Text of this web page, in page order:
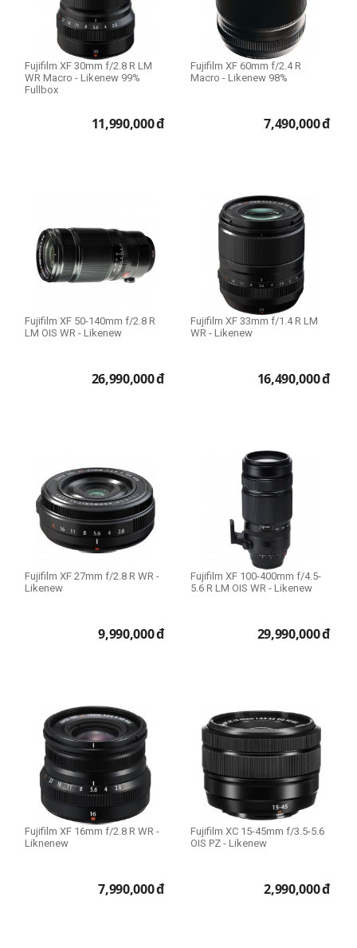
Fujifilm XF 30mm f/2.8 R LM
WR Macro - Likenew 99%
Fullbox
11,990,000đ
Fujifilm XF 60mm f/2.4 R
Macro - Likenew 98%
7,490,000đ
Fujifilm XF 50-140mm f/2.8 R
LM OIS WR - Likenew
26,990,000đ
Fujifilm XF 33mm f/1.4 R LM
WR - Likenew
16,490,000đ
Fujifilm XF 27mm f/2.8 R WR -
Likenew
9,990,000đ
Fujifilm XF 100-400mm f/4.5-
5.6 R LM OIS WR - Likenew
29,990,000đ
Fujifilm XF 16mm f/2.8 R WR -
Liknenew
7,990,000đ
Fujifilm XC 15-45mm f/3.5-5.6
OIS PZ - Likenew
2,990,000đ